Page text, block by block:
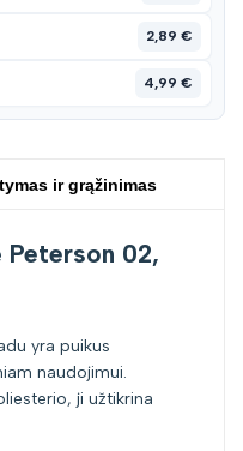
2,89 €
4,99 €
ir grąžinimas
Peterson 02,
yra puikus
naudojimui.
ji užtikrina